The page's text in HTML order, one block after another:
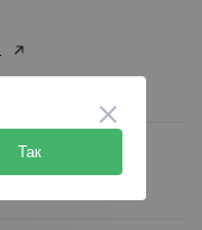
Так